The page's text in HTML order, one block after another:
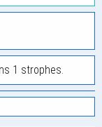
1 strophes.